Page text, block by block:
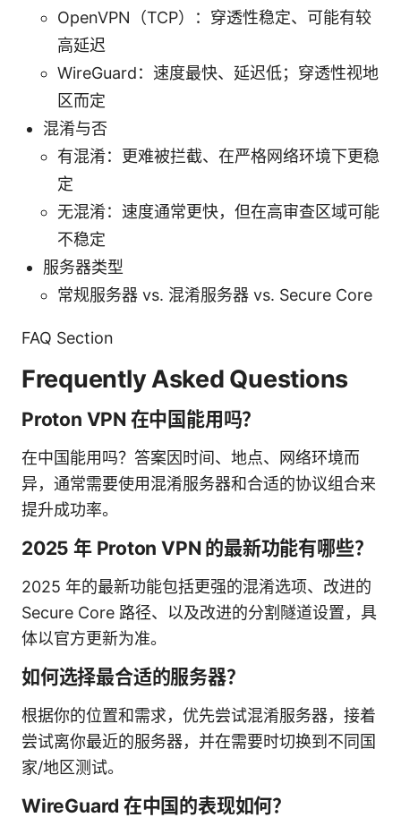
OpenVPN（TCP）：穿透性稳定、可能有较
高延迟
WireGuard：速度最快、延迟低；穿透性视地
区而定
混淆与否
有混淆：更难被拦截、在严格网络环境下更稳
定
无混淆：速度通常更快，但在高审查区域可能
不稳定
服务器类型
常规服务器 vs. 混淆服务器 vs. Secure Core
FAQ Section
Frequently Asked Questions
Proton VPN 在中国能用吗？
在中国能用吗？答案因时间、地点、网络环境而
异，通常需要使用混淆服务器和合适的协议组合来
提升成功率。
2025 年 Proton VPN 的最新功能有哪些？
2025 年的最新功能包括更强的混淆选项、改进的
Secure Core 路径、以及改进的分割隧道设置，具
体以官方更新为准。
如何选择最合适的服务器？
根据你的位置和需求，优先尝试混淆服务器，接着
尝试离你最近的服务器，并在需要时切换到不同国
家/地区测试。
WireGuard 在中国的表现如何？